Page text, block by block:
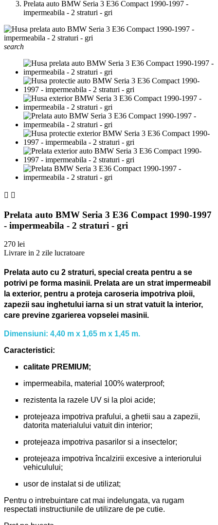
Prelata auto BMW Seria 3 E36 Compact 1990-1997 -
impermeabila - 2 straturi - gri
search
 
Prelata auto BMW Seria 3 E36 Compact 1990-1997
- impermeabila - 2 straturi - gri
270 lei
Livrare in 2 zile lucratoare
Prelata auto cu 2 straturi, special creata pentru a se
potrivi pe forma masinii. Prelata are un strat impermeabil
la exterior, pentru a proteja caroseria impotriva ploii,
zapezii sau inghetului iarna si un strat vatuit la interior,
care previne zgarierea vopselei masinii.
Dimensiuni: 4,40 m x 1,65 m x 1,45 m.
Caracteristici:
calitate PREMIUM;
impermeabila, material 100% waterproof;
rezistenta la razele UV si la ploi acide;
protejeaza impotriva prafului, a ghetii sau a zapezii,
datorita materialului vatuit din interior;
protejeaza impotriva pasarilor si a insectelor;
protejeaza impotriva încalzirii excesive a interiorului
vehiculului;
usor de instalat si de utilizat;
Pentru o intrebuintare cat mai indelungata, va rugam
respectati instructiunile de utilizare de pe cutie.